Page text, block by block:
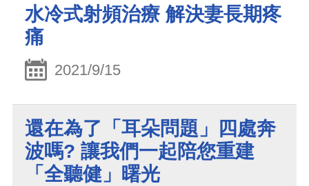
水冷式射頻治療 解決妻長期疼
痛
2021/9/15
還在為了「耳朵問題」四處奔
波嗎? 讓我們一起陪您重建
「全聽健」曙光